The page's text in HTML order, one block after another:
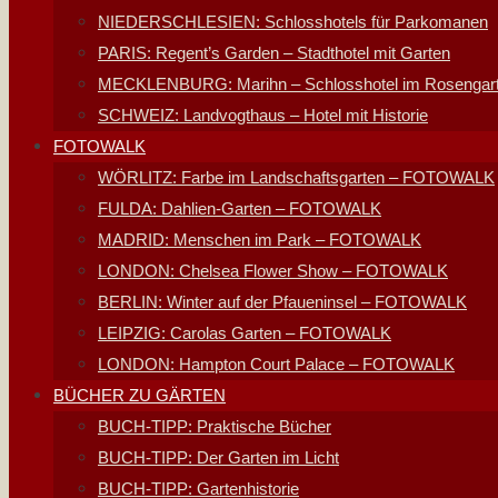
NIEDERSCHLESIEN: Schlosshotels für Parkomanen
PARIS: Regent’s Garden – Stadthotel mit Garten
MECKLENBURG: Marihn – Schlosshotel im
SCHWEIZ: Landvogthaus – Hotel mit Historie
FOTOWALK
WÖRLITZ: Farbe im Landschaftsgarten – FOTOWALK
FULDA: Dahlien-Garten – FOTOWALK
MADRID: Menschen im Park – FOTOWALK
LONDON: Chelsea Flower Show – FOTOWALK
BERLIN: Winter auf der Pfaueninsel – FOTOWALK
LEIPZIG: Carolas Garten – FOTOWALK
LONDON: Hampton Court Palace – FOTOWALK
BÜCHER ZU GÄRTEN
BUCH-TIPP: Praktische Bücher
BUCH-TIPP: Der Garten im Licht
BUCH-TIPP: Gartenhistorie